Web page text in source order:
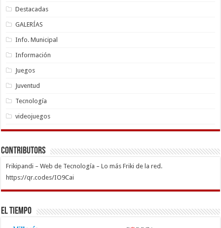
Destacadas
GALERÍAS
Info. Municipal
Información
Juegos
Juventud
Tecnología
videojuegos
Contributors
Frikipandi – Web de Tecnología – Lo más Friki de la red.
https://qr.codes/IO9Cai
El Tiempo